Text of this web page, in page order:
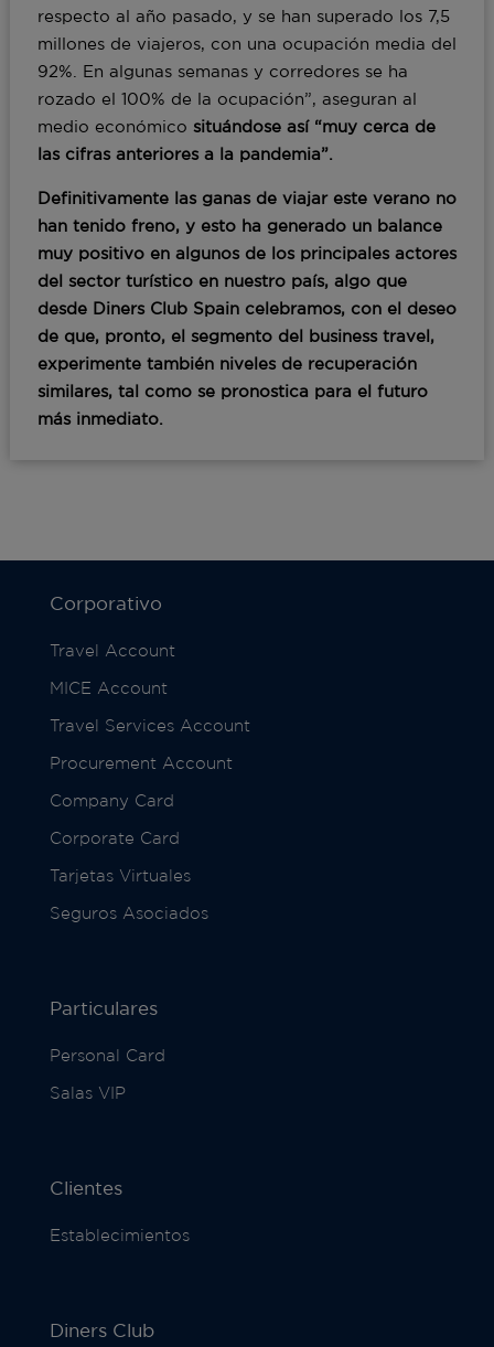
respecto al año pasado, y se han superado los 7,5
millones de viajeros, con una ocupación media del
92%. En algunas semanas y corredores se ha
rozado el 100% de la ocupación”, aseguran al
medio económico situándose así “muy cerca de
las cifras anteriores a la pandemia”.
Definitivamente las ganas de viajar este verano no
han tenido freno, y esto ha generado un balance
muy positivo en algunos de los principales actores
del sector turístico en nuestro país, algo que
desde Diners Club Spaincelebramos, con el deseo
de que, pronto, el segmento del business travel,
experimente también niveles de recuperación
similares, tal como se pronostica para el futuro
más inmediato.
Corporativo
Travel Account
MICE Account
Travel Services Account
Procurement Account
Company Card
Corporate Card
Tarjetas Virtuales
Seguros Asociados
Particulares
Personal Card
Salas VIP
Clientes
Establecimientos
Diners Club